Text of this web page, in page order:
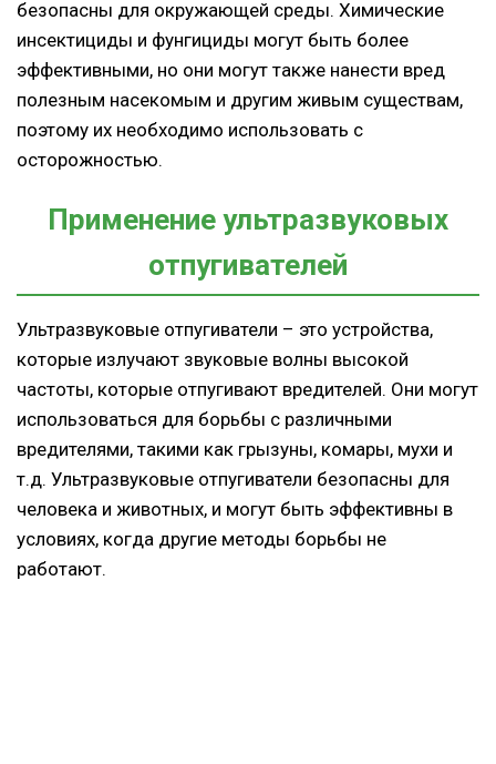
безопасны для окружающей среды. Химические
инсектициды и фунгициды могут быть более
эффективными, но они могут также нанести вред
полезным насекомым и другим живым существам,
поэтому их необходимо использовать с
осторожностью.
Применение ультразвуковых
отпугивателей
Ультразвуковые отпугиватели – это устройства,
которые излучают звуковые волны высокой
частоты, которые отпугивают вредителей. Они могут
использоваться для борьбы с различными
вредителями, такими как грызуны, комары, мухи и
т.д. Ультразвуковые отпугиватели безопасны для
человека и животных, и могут быть эффективны в
условиях, когда другие методы борьбы не
работают.